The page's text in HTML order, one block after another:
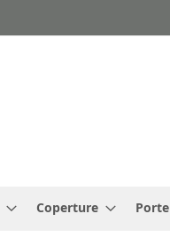
Coperture Porte